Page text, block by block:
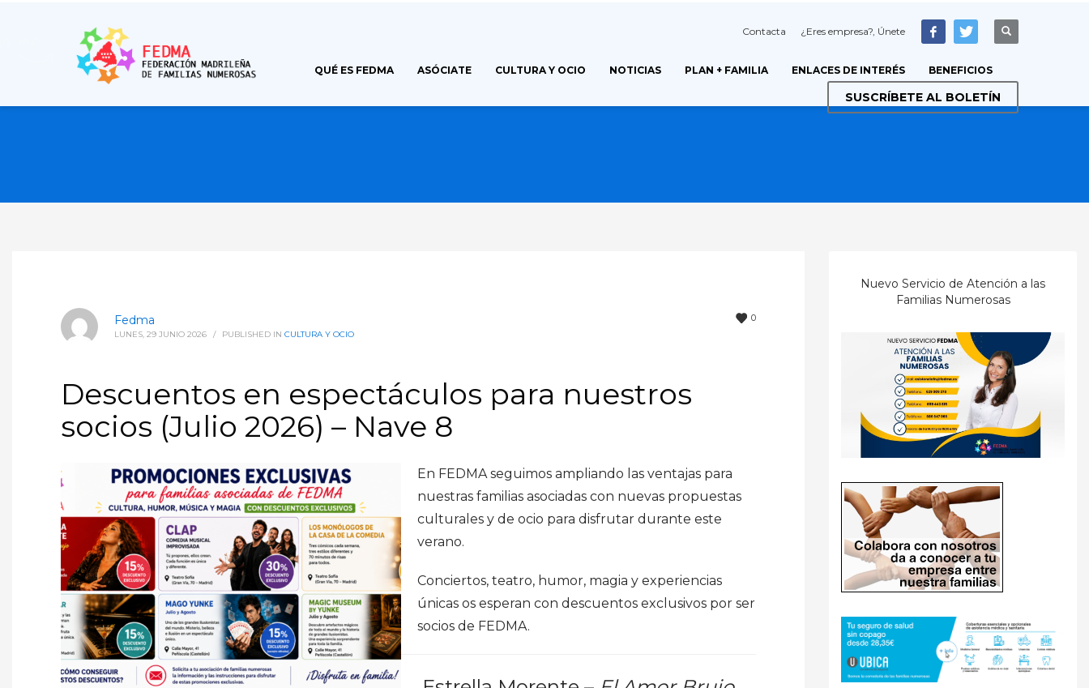
Contacta ¿Eres empresa?, Únete
QUÉ ES FEDMA ASÓCIATE CULTURA Y OCIO NOTICIAS PLAN + FAMILIA ENLACES DE INTERÉS BENEFICIOS
SUSCRÍBETE AL BOLETÍN
0
Fedma
LUNES, 29 JUNIO 2026 / PUBLISHED IN CULTURA Y OCIO
Descuentos en espectáculos para nuestros
socios (Julio 2026) – Nave 8
En FEDMA seguimos ampliando las ventajas para
nuestras familias asociadas con nuevas propuestas
culturales y de ocio para disfrutar durante este
verano.
Conciertos, teatro, humor, magia y experiencias
únicas os esperan con descuentos exclusivos por ser
socios de FEDMA.
Nuevo Servicio de Atención a las
Familias Numerosas